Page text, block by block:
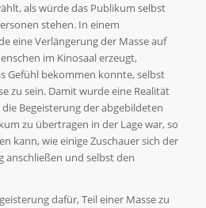
als würde das Publikum selbst
stehen. In einem
eine Verlängerung der Masse auf
im Kinosaal erzeugt,
Gefühl bekommen konnte, selbst
zu sein. Damit wurde eine Realität
Begeisterung der abgebildeten
zu übertragen in der Lage war, so
kann, wie einige Zuschauer sich der
anschließen und selbst den
dafür, Teil einer Masse zu